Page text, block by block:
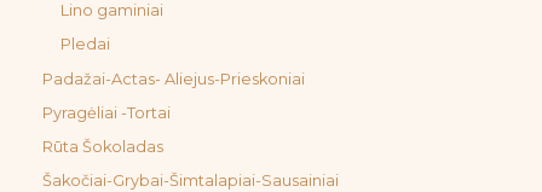
Lino gaminiai
Pledai
Padažai-Actas- Aliejus-Prieskoniai
Pyragėliai -Tortai
Rūta Šokoladas
Šakočiai-Grybai-Šimtalapiai-Sausainiai